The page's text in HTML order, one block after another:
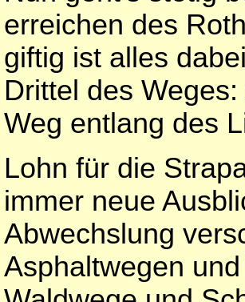
erreichen des
giftig ist alles
Drittel des
Weg entlang des
Lohn für die
immer neue
Abwechslung
Asphaltwegen